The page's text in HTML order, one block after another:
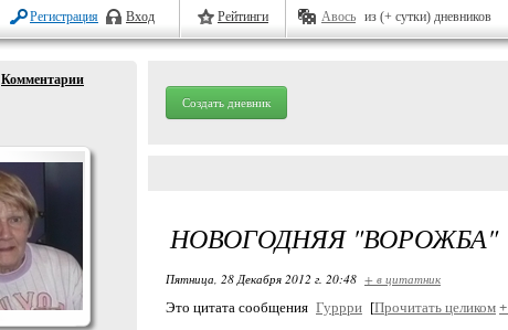
Регистрация Вход Рейтинги Авось из (+ сутки) дневников
Комментарии
Создать дневник
НОВОГОДНЯЯ "ВОРОЖБА"
Пятница, 28 Декабря 2012 г. 20:48 + в цитатник
Это цитата сообщения Гуррри [Прочитать целиком +